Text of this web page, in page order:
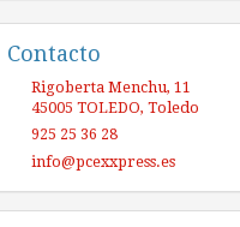
Contacto
Rigoberta Menchu, 11
45005 TOLEDO, Toledo
925 25 36 28
info@pcexxpress.es